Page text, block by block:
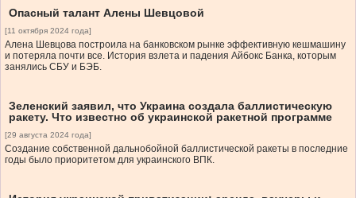
Опасный талант Алены Шевцовой
[11 октября 2024 года]
Алена Шевцова построила на банковском рынке эффективную кешмашину
и потеряла почти все. История взлета и падения Айбокс Банка, которым
занялись СБУ и БЭБ.
Зеленский заявил, что Украина создала баллистическую
ракету. Что известно об украинской ракетной программе
[29 августа 2024 года]
Создание собственной дальнобойной баллистической ракеты в последние
годы было приоритетом для украинского ВПК.